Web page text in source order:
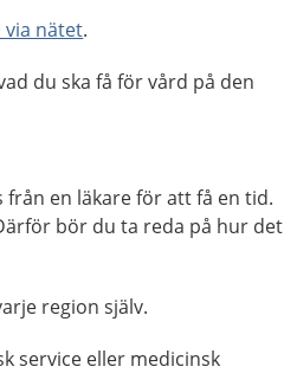
nätet.
du ska få för vård på den
en läkare för att få en tid.
bör du ta reda på hur det
region själv.
service eller medicinsk